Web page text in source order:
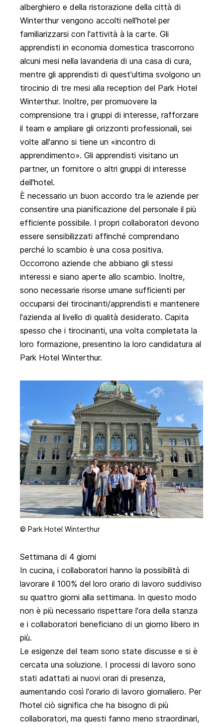
alberghiero e della ristorazione della città di
Winterthur vengono accolti nell'hotel per
familiarizzarsi con l'attività à la carte. Gli
apprendisti in economia domestica trascorrono
alcuni mesi nella lavanderia di una casa di cura,
mentre gli apprendisti di quest'ultima svolgono un
tirocinio di tre mesi alla reception del Park Hotel
Winterthur. Inoltre, per promuovere la
comprensione tra i gruppi di interesse, rafforzare
il team e ampliare gli orizzonti professionali, sei
volte all'anno si tiene un «incontro di
apprendimento». Gli apprendisti visitano un
partner, un fornitore o altri gruppi di interesse
dell'hotel.
È necessario un buon accordo tra le aziende per
consentire una pianificazione del personale il più
efficiente possibile. I propri collaboratori devono
essere sensibilizzati affinché comprendano
perché lo scambio è una cosa positiva.
Occorrono aziende che abbiano gli stessi
interessi e siano aperte allo scambio. Inoltre,
sono necessarie risorse umane sufficienti per
occuparsi dei tirocinanti/apprendisti e mantenere
l'azienda al livello di qualità desiderato. Capita
spesso che i tirocinanti, una volta completata la
loro formazione, presentino la loro candidatura al
Park Hotel Winterthur.
© Park Hotel Winterthur
Settimana di 4 giorni
In cucina, i collaboratori hanno la possibilità di
lavorare il 100% del loro orario di lavoro suddiviso
su quattro giorni alla settimana. In questo modo
non è più necessario rispettare l'ora della stanza
e i collaboratori beneficiano di un giorno libero in
più.
Le esigenze del team sono state discusse e si è
cercata una soluzione. I processi di lavoro sono
stati adattati ai nuovi orari di presenza,
aumentando così l'orario di lavoro giornaliero. Per
l'hotel ciò significa che ha bisogno di più
collaboratori, ma questi fanno meno straordinari,